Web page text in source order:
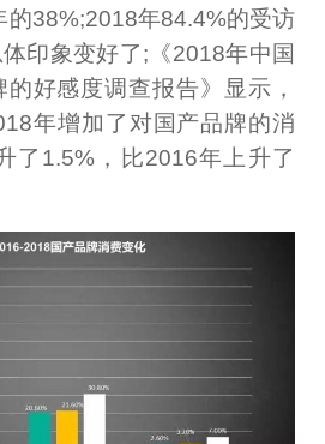
的38%;2018年84.4%的受访
印象变好了;《2018年中国
好感度调查报告》显示，
年增加了对国产品牌的消
了1.5%，比2016年上升了